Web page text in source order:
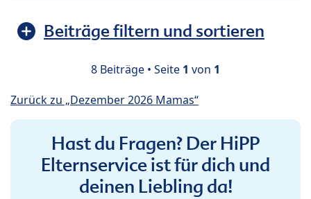
Beiträge filtern und sortieren
8 Beiträge • Seite 1 von 1
Zurück zu „Dezember 2026 Mamas“
Hast du Fragen? Der HiPP
Elternservice ist für dich und
deinen Liebling da!